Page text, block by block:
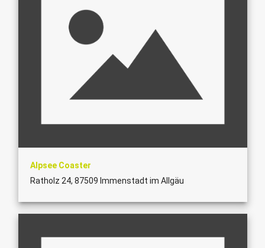
Alpsee Coaster
Ratholz 24, 87509 Immenstadt im Allgäu